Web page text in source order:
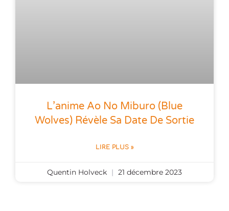
L’anime Ao No Miburo (Blue
Wolves) Révèle Sa Date De Sortie
LIRE PLUS »
Quentin Holveck 21 décembre 2023